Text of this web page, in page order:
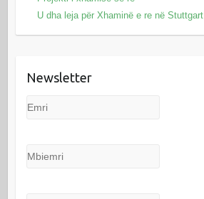
U dha leja për Xhaminë e re në Stuttgart
Newsletter